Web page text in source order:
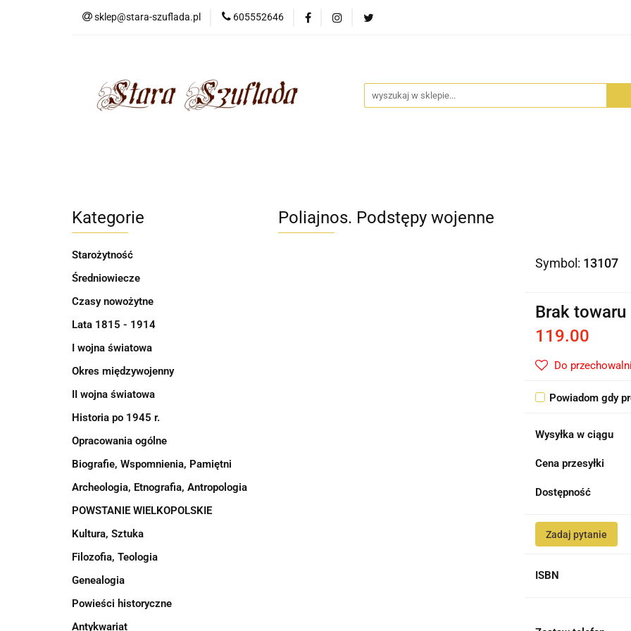
sklep@stara-szuflada.pl 605552646
NOWOŚCI STARA SZUFLADA
Kategorie
Starożytność
Średniowiecze
Czasy nowożytne
Lata 1815 - 1914
I wojna światowa
Okres międzywojenny
II wojna światowa
Historia po 1945 r.
Opracowania ogólne
Biografie, Wspomnienia, Pamiętni
Archeologia, Etnografia, Antropologia
POWSTANIE WIELKOPOLSKIE
Kultura, Sztuka
Filozofia, Teologia
Genealogia
Powieści historyczne
Antykwariat
Poliajnos. Podstępy wojenne
Symbol: 13107
Brak towaru
119.00
Do przechowalni
Powiadom gdy
Wysyłka w ciągu
Cena przesyłki
Dostępność
Zadaj pytanie
ISBN